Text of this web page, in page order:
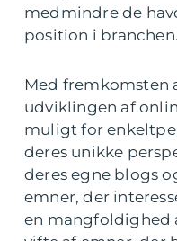
medmindre de
position i branchen.
Med fremkomsten
udviklingen af
muligt for
deres unikke
deres egne blogs
emner, der
en mangfoldighed